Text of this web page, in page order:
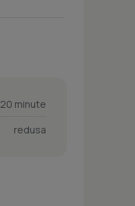
20 minute
redusa